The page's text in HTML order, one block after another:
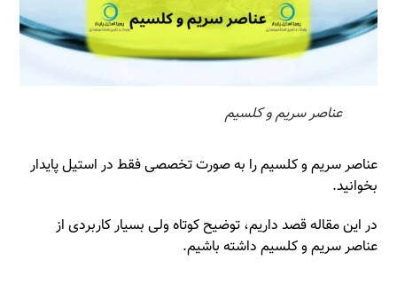
عناصر سریم و کلسیم
عناصر سریم و کلسیم را به صورت تخصصی فقط در استیل پایدار
بخوانید.
در این مقاله قصد داریم، توضیح کوتاه ولی بسیار کاربردی از
عناصر سریم و کلسیم داشته باشیم.